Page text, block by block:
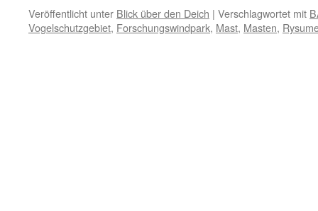
Veröffentlicht unter Blick über den Deich | Verschlagwortet mit
Vogelschutzgebiet, Forschungswindpark, Mast, Masten,